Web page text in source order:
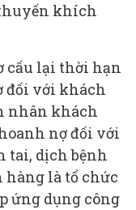
khích
cấu lại thời hạn
đối với khách
nhân khách
nợ đối với
tai, dịch bệnh
là tổ chức
ứng dụng công